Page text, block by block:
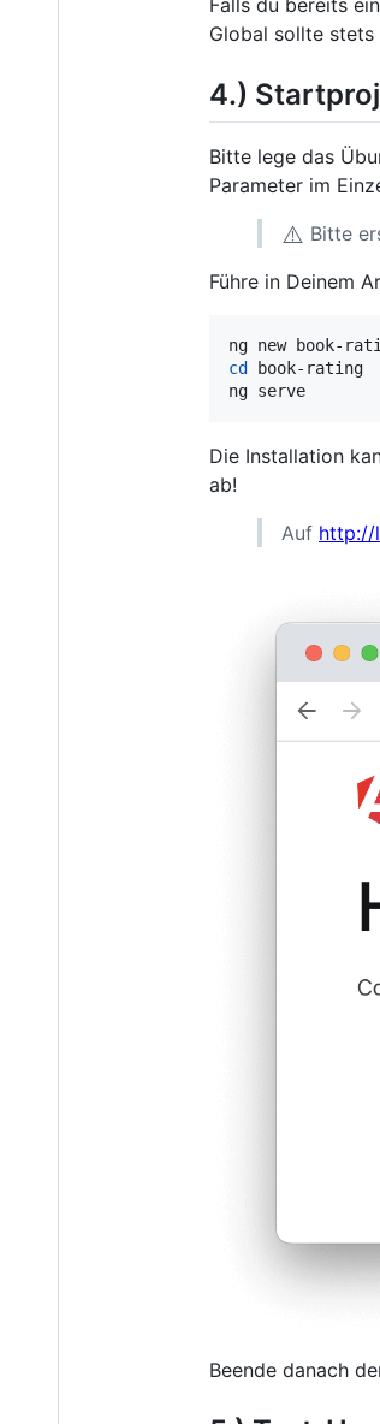
Global sollte stets
4.)
Bitte lege das
Parameter im
⚠️ Bitte
Führe in Deinem
cd
book-rating
ng serve
Die Installation
ab!
Auf http://
Beende danach